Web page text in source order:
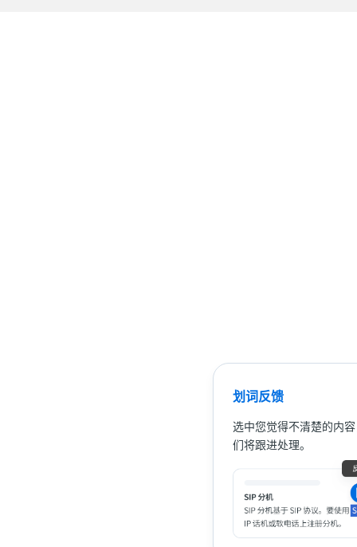
划词反馈
选中您觉得不清楚的内
们将跟进处理。